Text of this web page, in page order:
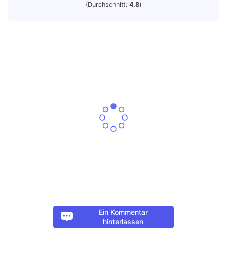
(Durchschnitt:4.8)
Ein Kommentar
hinterlassen